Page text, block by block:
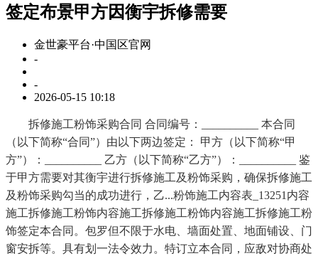
签定布景甲方因衡宇拆修需要
金世豪平台·中国区官网
-
-
2026-05-15 10:18
拆修施工粉饰采购合同 合同编号：__________ 本合同
（以下简称“合同”）由以下两边签定： 甲方（以下简称“甲
方”）：__________ 乙方（以下简称“乙方”）：__________ 鉴
于甲方需要对其衡宇进行拆修施工及粉饰采购，确保拆修施工
及粉饰采购勾当的成功进行，乙...粉饰施工内容表_13251内容
施工拆修施工粉饰内容施工拆修施工粉饰内容施工拆修施工粉
饰签定本合同。包罗但不限于水电、墙面处置、地面铺设、门
窗安拆等。具有划一法令效力。特订立本合同，应敌对协商处